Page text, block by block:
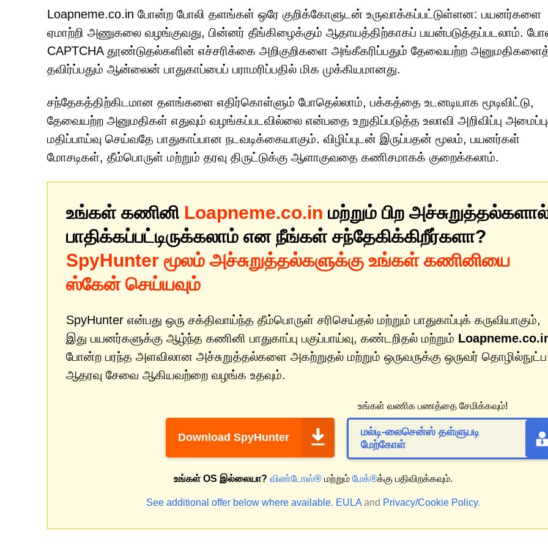
Loapneme.co.in போன்ற போலி தளங்கள் ஒரே குறிக்கோளுடன் உருவாக்கப்பட்டுள்ளன: பயனர்களை
ஏமாற்றி அணுகலை வழங்குவது, பின்னர் தீங்கிழைக்கும் ஆதாயத்திற்காகப் பயன்படுத்தப்படலாம்.
CAPTCHA தூண்டுதல்களின் எச்சரிக்கை அறிகுறிகளை அங்கீகரிப்பதும் தேவையற்ற
தவிர்ப்பதும் ஆன்லைன் பாதுகாப்பைப் பராமரிப்பதில் மிக முக்கியமானது.
சந்தேகத்திற்கிடமான தளங்களை எதிர்கொள்ளும் போதெல்லாம், பக்கத்தை உடனடியாக மூடிவிட்டு,
தேவையற்ற அனுமதிகள் எதுவும் வழங்கப்படவில்லை என்பதை உறுதிப்படுத்த உலாவி அறிவிப்பு
மதிப்பாய்வு செய்வதே பாதுகாப்பான நடவடிக்கையாகும். விழிப்புடன் இருப்பதன் மூலம், பயனர்கள்
மோசடிகள், தீம்பொருள் மற்றும் தரவு திருட்டுக்கு ஆளாகுவதை கணிசமாகக் குறைக்கலாம்.
உங்கள் கணினி Loapneme.co.in மற்றும் பிற
பாதிக்கப்பட்டிருக்கலாம் என நீங்கள் சந்தேகிக்கிறீர்களா?
SpyHunter மூலம் அச்சுறுத்தல்களுக்கு உங்கள் கணினியை
ஸ்கேன் செய்யவும்
SpyHunter என்பது ஒரு சக்திவாய்ந்த தீம்பொருள் சரிசெய்தல் மற்றும் பாதுகாப்புக் கருவியாகும்,
இது பயனர்களுக்கு ஆழ்ந்த கணினி பாதுகாப்பு பகுப்பாய்வு, கண்டறிதல் மற்றும்
போன்ற பரந்த அளவிலான அச்சுறுத்தல்களை அகற்றுதல் மற்றும் ஒருவருக்கு ஒருவர் தொழில்நுட்ப
ஆதரவு சேவை ஆகியவற்றை வழங்க உதவும்.
Download SpyHunter
உங்கள் வணிக பணத்தை சேமிக்கவும்!
மல்டி-லைசென்ஸ் தள்ளுபடி
மேற்கோள்
உங்கள் OS இல்லையா? விண்டோஸ்® மற்றும் மேக்®க்கு பதிவிறக்கவும்.
See additional offer below where available. EULA and Privacy/Cookie Policy.